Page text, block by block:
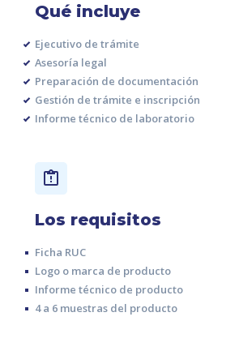
Qué incluye
Ejecutivo de trámite
Asesoría legal
Preparación de documentación
Gestión de trámite e inscripción
Informe técnico de laboratorio
Los requisitos
Ficha RUC
Logo o marca de producto
Informe técnico de producto
4 a 6 muestras del producto